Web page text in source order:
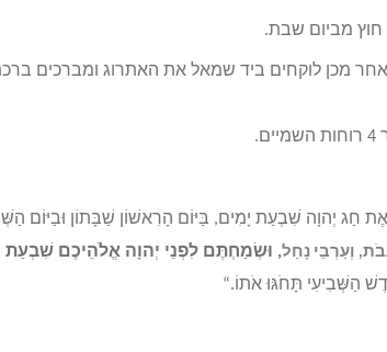
חוץ מביום שבת.
מכן לוקחים ביד שמאל את האתרוג ומברכים
יְהוָה שִׁבְעַת יָמִים, בַּיּוֹם הָרִאשׁוֹן שַׁבָּתוֹן וּבַיּוֹם
וְעַרְבֵי נָחַל, וּשְׂמַחְתֶּם לִפְנֵי יְהוָה אֱלֹהֵיכֶם שִׁבְעַת
הַשְּׁבִיעִי תָּחֹגּוּ אֹתוֹ .
“